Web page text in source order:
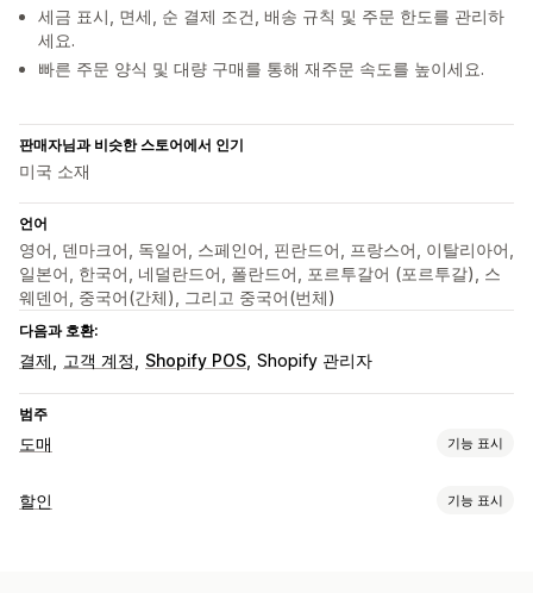
세금 표시, 면세, 순 결제 조건, 배송 규칙 및 주문 한도를 관리하
세요.
빠른 주문 양식 및 대량 구매를 통해 재주문 속도를 높이세요.
판매자님과 비슷한 스토어에서 인기
미국 소재
언어
영어, 덴마크어, 독일어, 스페인어, 핀란드어, 프랑스어, 이탈리아어,
일본어, 한국어, 네덜란드어, 폴란드어, 포르투갈어 (포르투갈), 스
웨덴어, 중국어(간체), 그리고 중국어(번체)
다음과 호환:
결제 고객 계정 Shopify POS Shopify 관리자
범주
도매 기능 표시
요금제 옵션
할인 기능 표시